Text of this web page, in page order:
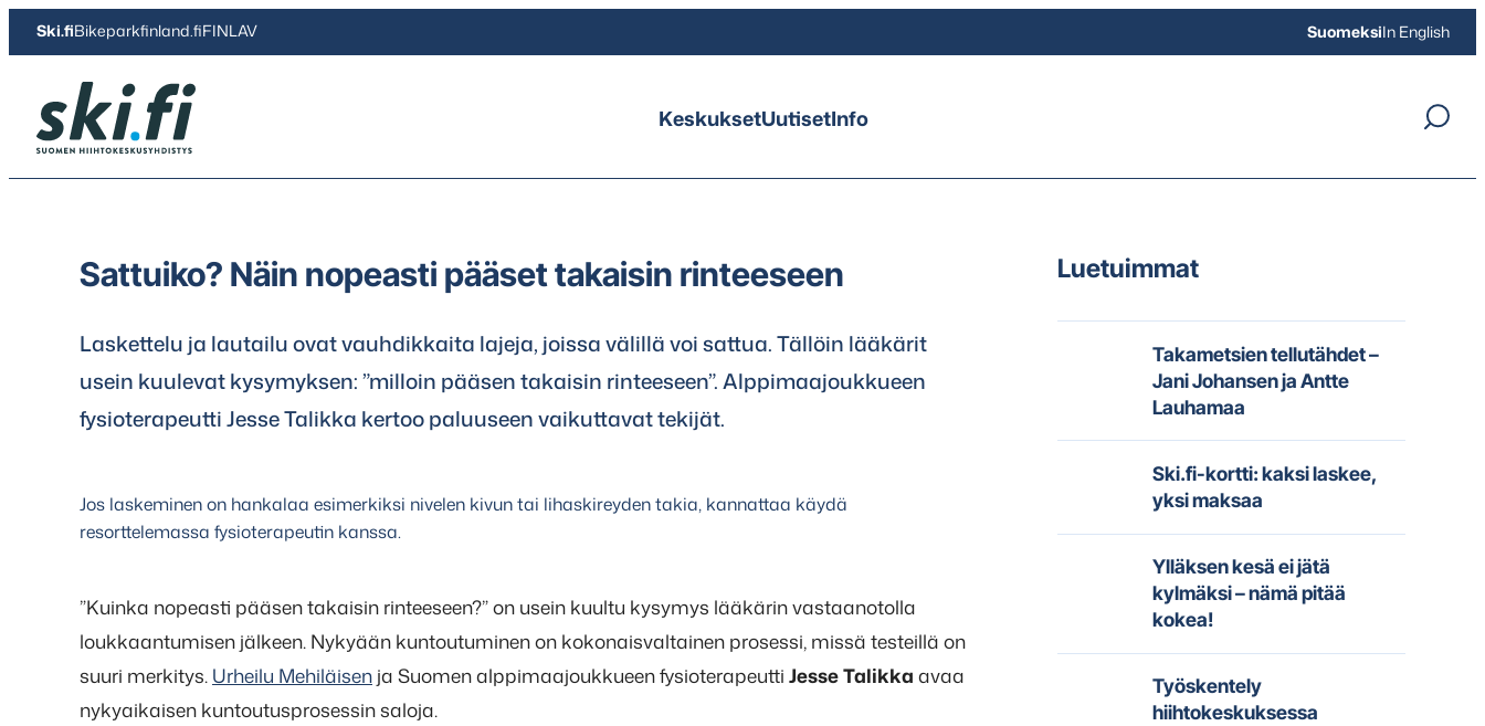
Siirry
sisältöön
Ski.fiBikeparkfinland.fiFINLAV SuomeksiIn English
Ski.fi KeskuksetUutisetInfo
Sattuiko? Näin nopeasti pääset takaisin rinteeseen
Laskettelu ja lautailu ovat vauhdikkaita lajeja, joissa välillä voi sattua. Tällöin lääkärit
usein kuulevat kysymyksen: ”milloin pääsen takaisin rinteeseen”. Alppimaajoukkueen
fysioterapeutti Jesse Talikka kertoo paluuseen vaikuttavat tekijät.
Jos laskeminen on hankalaa esimerkiksi nivelen kivun tai lihaskireyden takia, kannattaa käydä
resorttelemassa fysioterapeutin kanssa.
”Kuinka nopeasti pääsen takaisin rinteeseen?” on usein kuultu kysymys lääkärin vastaanotolla
loukkaantumisen jälkeen. Nykyään kuntoutuminen on kokonaisvaltainen prosessi, missä testeillä on
suuri merkitys. Urheilu Mehiläisen ja Suomen alppimaajoukkueen fysioterapeutti Jesse Talikka avaa
nykyaikaisen kuntoutusprosessin saloja.
Luetuimmat
Takametsien tellutähdet –
Jani Johansen ja Antte
Lauhamaa
Ski.fi-kortti: kaksi laskee,
yksi maksaa
Ylläksen kesä ei jätä
kylmäksi – nämä pitää
kokea!
Työskentely
hiihtokeskuksessa